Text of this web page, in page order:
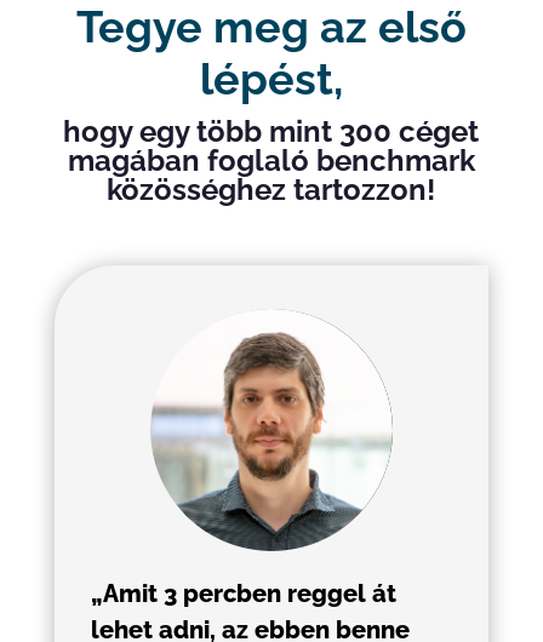
Tegye meg az első
lépést,
hogy egy több mint 300 céget
magában foglaló benchmark
közösséghez tartozzon!
„Amit 3 percben reggel át
lehet adni, az ebben benne